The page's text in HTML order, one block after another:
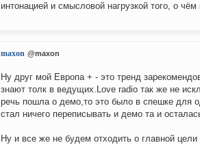
интонацией и смысловой нагрузкой того, о чём
maxon @maxon
Ну друг мой Европа + - это тренд
знают толк в ведущих.Love radio так же не
речь пошла о демо,то это было в спешке для
стал ничего переписывать и демо та и
Ну и все же не будем отходить о главной